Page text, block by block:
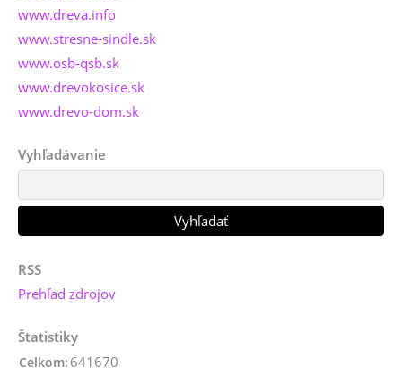
www.dreva.info
www.stresne-sindle.sk
www.osb-qsb.sk
www.drevokosice.sk
www.drevo-dom.sk
Vyhľadávanie
RSS
Prehľad zdrojov
Štatistiky
Celkom: 641670